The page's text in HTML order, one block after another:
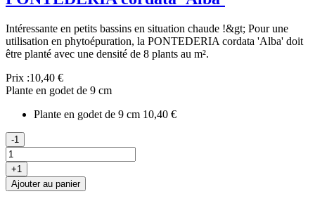
Intéressante en petits bassins en situation chaude !&gt; Pour une
utilisation en phytoépuration, la PONTEDERIA cordata 'Alba' doit
être planté avec une densité de 8 plants au m².
Prix :10,40 €
Plante en godet de 9 cm
Plante en godet de 9 cm 10,40 €
-1
+1
Ajouter au panier